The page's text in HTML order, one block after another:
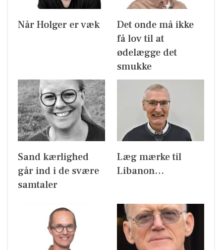
Når Holger er væk
Det onde må ikke
få lov til at
ødelægge det
smukke
Sand kærlighed
går ind i de svære
samtaler
Læg mærke til
Libanon…